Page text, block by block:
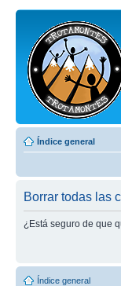
Índice general
Borrar todas las
¿Está seguro de que
Índice general